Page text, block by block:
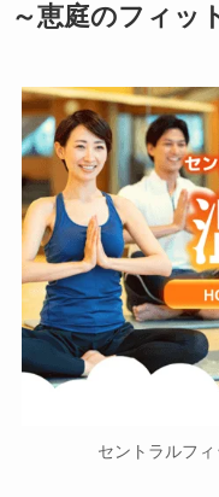
～恵庭のフィッ
セントラルフ